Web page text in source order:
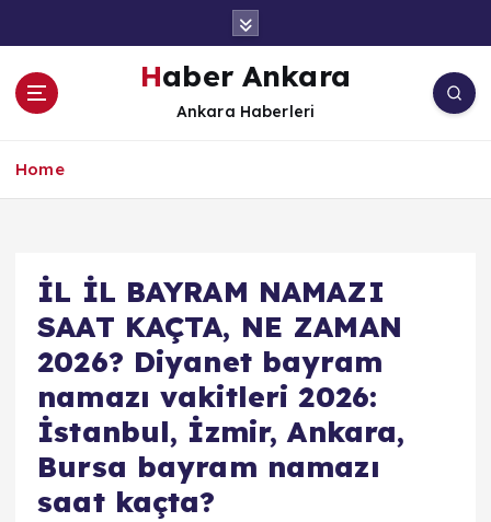
Haber Ankara
Ankara Haberleri
Home
İL İL BAYRAM NAMAZI
SAAT KAÇTA, NE ZAMAN
2026? Diyanet bayram
namazı vakitleri 2026:
İstanbul, İzmir, Ankara,
Bursa bayram namazı
saat kaçta?